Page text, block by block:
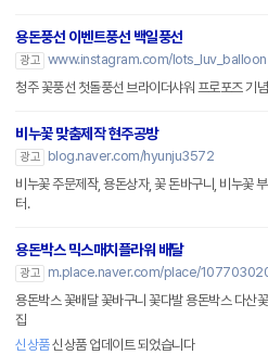
용돈풍선 이벤트풍선 백일풍선
광고
www.instagram.com/lots_luv_balloon
청주 꽃풍선 첫돌풍선 브라이더샤워 프로포즈 기
비누꽃 맞춤제작 현주공방
광고
blog.naver.com/hyunju3572
비누꽃 주문제작, 용돈상자, 꽃 돈바구니, 비누꽃
터.
용돈박스 믹스매치플라워 배달
광고
m.place.naver.com/place/
용돈박스 꽃배달 꽃바구니 꽃다발 용돈박스 다산
집
신상품신상품 업데이트 되었습니다